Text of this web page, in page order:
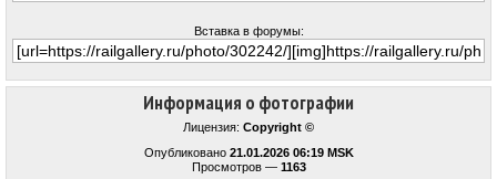
Информация о фотографии
Лицензия: Copyright ©
Опубликовано 21.01.2026 06:19 MSK
Просмотров — 1163
Вставка в форумы: